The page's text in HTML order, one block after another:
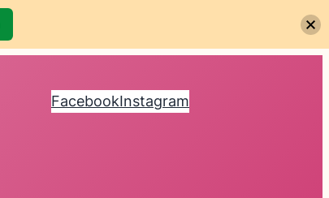
FacebookInstagram